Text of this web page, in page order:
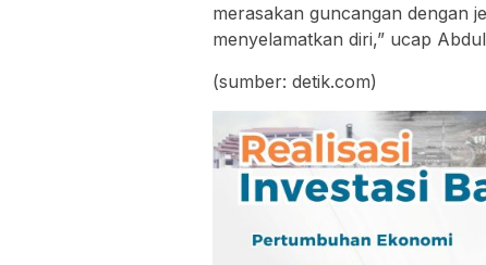
merasakan guncangan dengan
menyelamatkan diri,” ucap
(sumber: detik.com)